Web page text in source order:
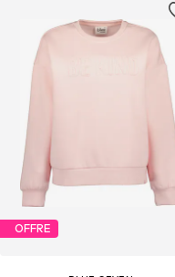
OFFRE